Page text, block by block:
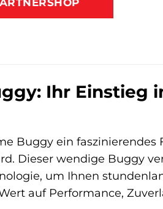
Ihr
Buggy ein
Dieser wendige Buggy
um Ihnen
auf Performance,